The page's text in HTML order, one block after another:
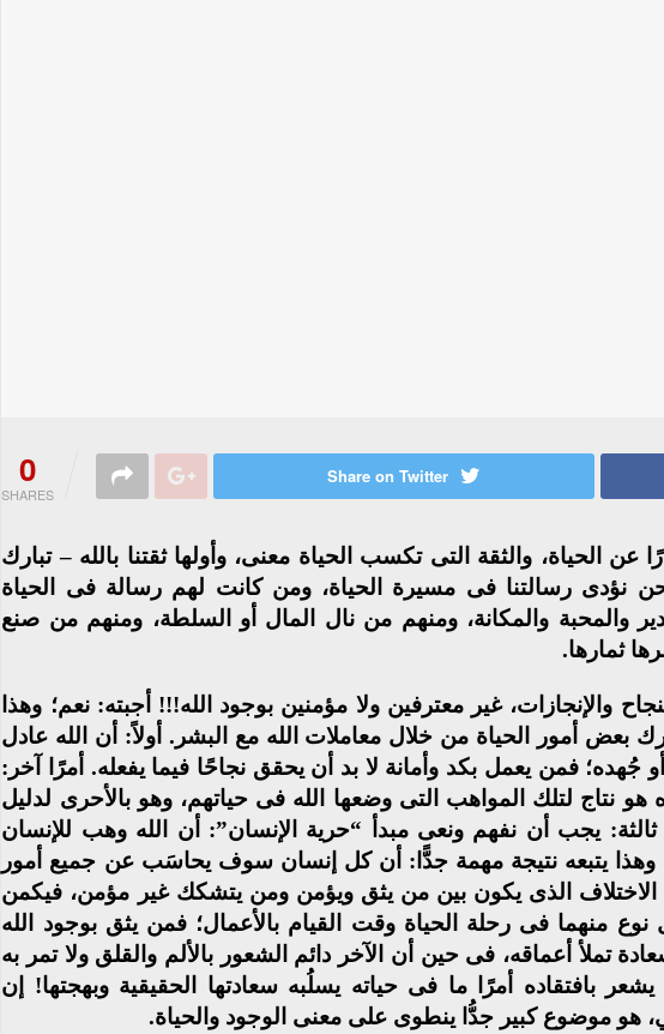
0
SHARES
Share on Twitter
عن الحياة، والثقة التى تكسب الحياة معنى، وأولها ثقتنا بالله – تبارك
نؤدى رسالتنا فى مسيرة الحياة، ومن كانت لهم رسالة فى الحياة
والمحبة والمكانة، ومنهم من نال المال أو السلطة، ومنهم من صنع
ثمارها.
والإنجازات، غير معترفين ولا مؤمنين بوجود الله!!! أجبته: نعم؛ وهذا
بعض أمور الحياة من خلال معاملات الله مع البشر. أولاً: أن الله عادل
فمن يعمل بكد وأمانة لا بد أن يحقق نجاحًا فيما يفعله. أمرًا آخر:
هو نتاج لتلك المواهب التى وضعها الله فى حياتهم، وهو بالأحرى لدليل
يجب أن نفهم ونعى مبدأ “حرية الإنسان”: أن الله وهب للإنسان
وهذا يتبعه نتيجة مهمة جدًّا: أن كل إنسان سوف يحاسَب عن جميع أمور
الاختلاف الذى يكون بين من يثق ويؤمن ومن يتشكك غير مؤمن، فيكمن
منهما فى رحلة الحياة وقت القيام بالأعمال؛ فمن يثق بوجود الله
تملأ أعماقه، فى حين أن الآخر دائم الشعور بالألم والقلق ولا تمر به
بافتقاده أمرًا ما فى حياته يسلُبه سعادتها الحقيقية وبهجتها! إن
هو موضوع كبير جدُّا ينطوى على معنى الوجود والحياة.